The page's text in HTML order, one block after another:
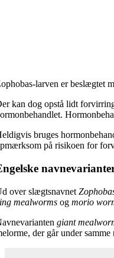
larven er beslægtet
kan dog opstå lidt
bruges
på risikoen for
over slægtsnavnet
mealwormsog morio
giant
der går under samme